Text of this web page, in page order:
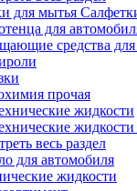
для мытья
для
средства для
прочая
жидкости
жидкости
весь раздел
для автомобиля
жидкости